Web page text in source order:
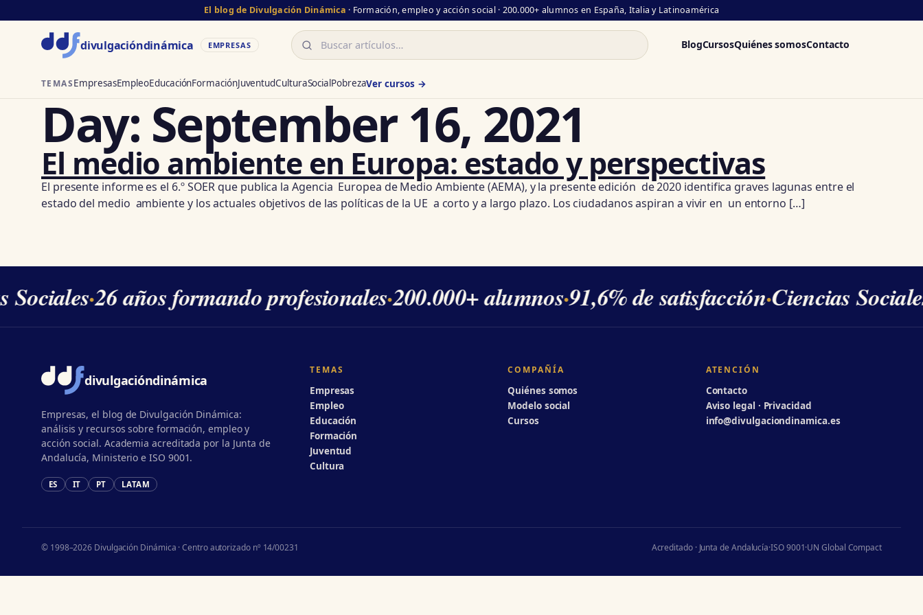
El blog de Divulgación Dinámica · Formación, empleo y acción social · 200.000+ alumnos en España, Italia y Latinoamérica
divulgacióndinámica EMPRESAS Buscar BlogCursosQuiénes somosContacto
TEMASEmpresasEmpleoEducaciónFormaciónJuventudCulturaSocialPobrezaVer cursos →
Day: September 16, 2021
El medio ambiente en Europa: estado y perspectivas
El presente informe es el 6.º SOER que publica la Agencia Europea de Medio Ambiente (AEMA), y la presente edición de 2020 identifica graves lagunas entre el
estado del medio ambiente y los actuales objetivos de las políticas de la UE a corto y a largo plazo. Los ciudadanos aspiran a vivir en un entorno […]
Sociales·26 años formando profesionales·200.000+ alumnos·91,6% de satisfacción·Ciencias
divulgacióndinámica
Empresas, el blog de Divulgación Dinámica:
análisis y recursos sobre formación, empleo y
acción social. Academia acreditada por la Junta de
Andalucía, Ministerio e ISO 9001.
ES IT PT LATAM
TEMAS
Empresas
Empleo
Educación
Formación
Juventud
Cultura
COMPAÑÍA
Quiénes somos
Modelo social
Cursos
ATENCIÓN
Contacto
Aviso legal · Privacidad
info@divulgaciondinamica.es
© 1998–2026 Divulgación Dinámica · Centro autorizado nº 14/00231 Acreditado · Junta de Andalucía·ISO 9001·UN Global Compact